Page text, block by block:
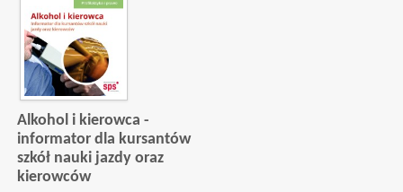
Alkohol i kierowca -
informator dla kursantów
szkół nauki jazdy oraz
kierowców